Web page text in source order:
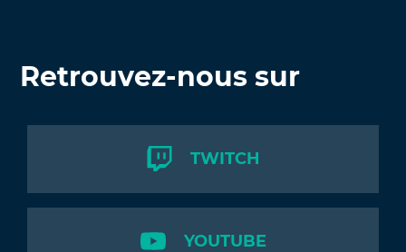
Retrouvez-nous sur
TWITCH
YOUTUBE